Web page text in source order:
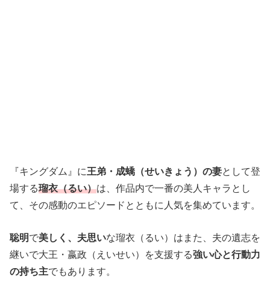
『キングダム』に王弟・成蟜（せいきょう）の妻として登
場する瑠衣（るい）は、作品内で一番の美人キャラとし
て、その感動のエピソードとともに人気を集めています。
聡明で美しく、夫思いな瑠衣（るい）はまた、夫の遺志を
継いで大王・嬴政（えいせい）を支援する強い心と行動力
の持ち主でもあります。